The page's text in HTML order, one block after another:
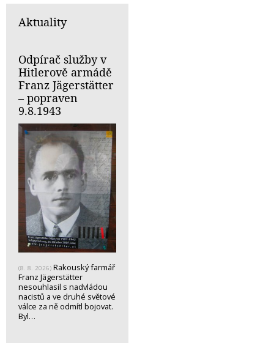
Aktuality
Odpírač služby v
Hitlerově armádě
Franz Jägerstätter
– popraven
9.8.1943
(8. 8. 2026) Rakouský farmář
Franz Jägerstätter
nesouhlasil s nadvládou
nacistů a ve druhé světové
válce za ně odmítl bojovat.
Byl…